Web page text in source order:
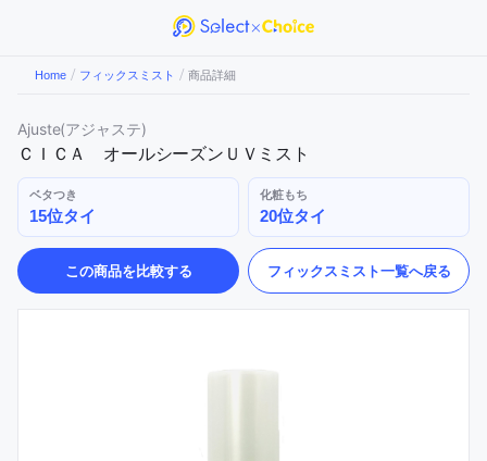
Home / フィックスミスト / 商品詳細
Ajuste(アジャステ)
ＣＩＣＡ オールシーズンＵＶミスト
ベタつき
15位タイ
化粧もち
20位タイ
この商品を比較する フィックスミスト一覧へ戻る